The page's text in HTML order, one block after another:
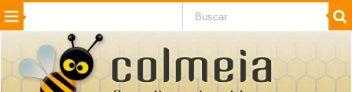
Beleza Cinema e TV
Internet Jogos NotÃ­cias SaÃºde